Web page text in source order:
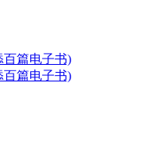
百篇电子书)
百篇电子书)